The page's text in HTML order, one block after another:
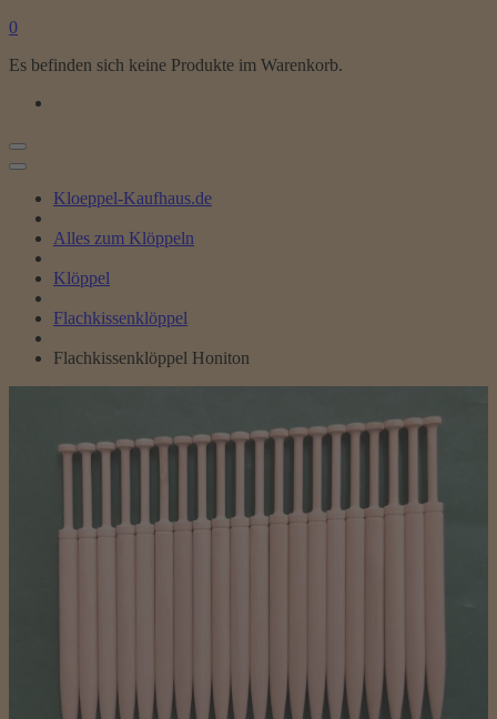
0
Es befinden sich keine Produkte im Warenkorb.
Kloeppel-Kaufhaus.de
Alles zum Klöppeln
Klöppel
Flachkissenklöppel
Flachkissenklöppel Honiton